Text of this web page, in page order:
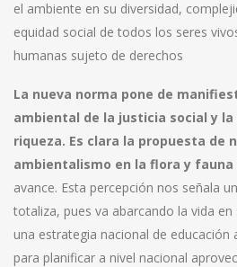
el ambiente en su diversidad,
equidad social de todos los seres
humanas sujeto de derechos
La nueva norma pone de
ambiental de la justicia social y
riqueza. Es clara la propuesta de
ambientalismo en la flora y
avance. Esta percepción nos señala
totaliza, pues va abarcando la vida
una estrategia nacional de educación
para planificar a nivel nacional